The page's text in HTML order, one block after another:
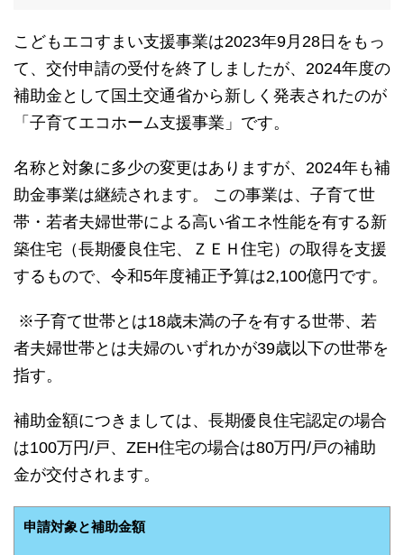
こどもエコすまい支援事業は2023年9月28日をもっ
て、交付申請の受付を終了しましたが、2024年度の
補助金として国土交通省から新しく発表されたのが
「子育てエコホーム支援事業」です。
名称と対象に多少の変更はありますが、2024年も補
助金事業は継続されます。 この事業は、子育て世
帯・若者夫婦世帯による高い省エネ性能を有する新
築住宅（長期優良住宅、ＺＥＨ住宅）の取得を支援
するもので、令和5年度補正予算は2,100億円です。
※子育て世帯とは18歳未満の子を有する世帯、若
者夫婦世帯とは夫婦のいずれかが39歳以下の世帯を
指す。
補助金額につきましては、長期優良住宅認定の場合
は100万円/戸、ZEH住宅の場合は80万円/戸の補助
金が交付されます。
申請対象と補助金額